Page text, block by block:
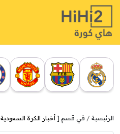
الرئيسية في قسم [ أخبار الكرة السعودية